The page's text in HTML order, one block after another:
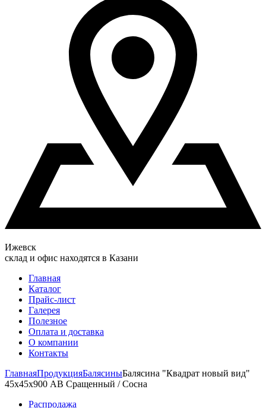
Ижевск
склад и офис находятся в Казани
Главная
Каталог
Прайс-лист
Галерея
Полезное
Оплата и доставка
О компании
Контакты
ГлавнаяПродукцияБалясиныБалясина "Квадрат новый вид"
45х45х900 АВ Сращенный / Сосна
Распродажа